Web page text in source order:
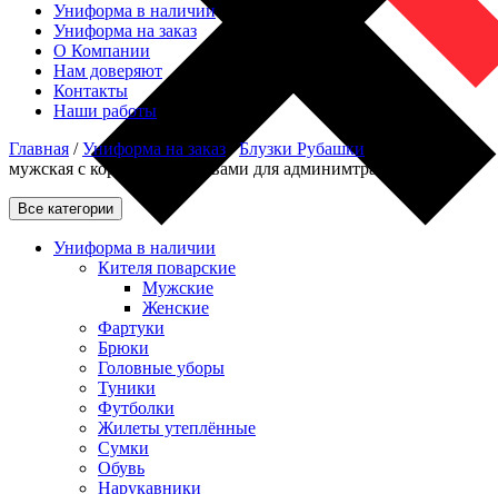
Униформа в наличии
Униформа на заказ
О Компании
Нам доверяют
Контакты
Наши работы
Главная /Униформа на заказ /Блузки Рубашки
мужская с короткими рукавами для админимтратора
Все категории
Униформа в наличии
Кителя поварские
Мужские
Женские
Фартуки
Брюки
Головные уборы
Туники
Футболки
Жилеты утеплённые
Сумки
Обувь
Нарукавники